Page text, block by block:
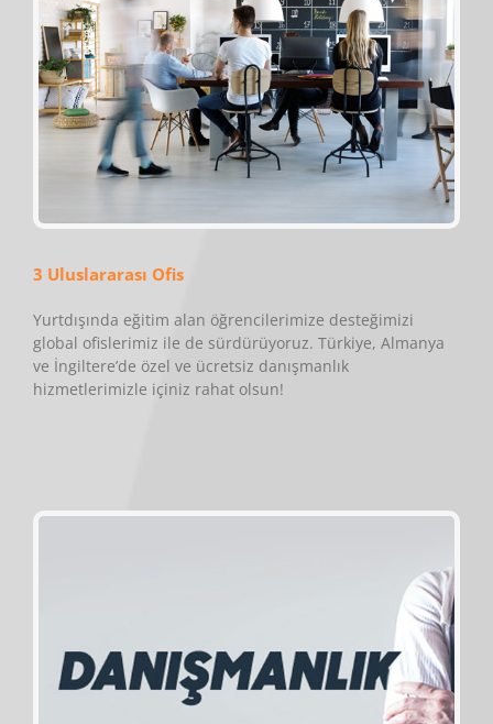
3 Uluslararası Ofis
Yurtdışında eğitim alan öğrencilerimize desteğimizi
global ofislerimiz ile de sürdürüyoruz. Türkiye, Almanya
ve İngiltere’de özel ve ücretsiz danışmanlık
hizmetlerimizle içiniz rahat olsun!